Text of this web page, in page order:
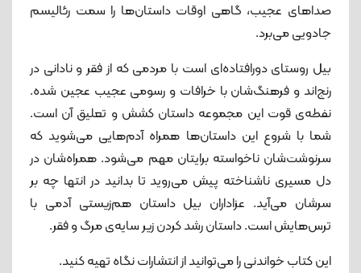
صداهای عجیب، گاهی اوقات داستان‌ها را سمت رئالیسم
جادویی می‌برد.
بیل روستای دورافتاده‌ای است با مردمی که از فقر و نادانی در
رنج‌اند و فرهنگ‌شان با خرافات و رسومی عجیب عجین شده‌.
نفطه‌ی قوت این مجموعه داستان کشش و تعلیق آن است.
شما با شروع این داستان‌ها همراه آدم‌هایی می‌شوید که
سرنوشت‌شان ناخواسته برایتان مهم می‌شود. همراه‌شان در
دل مسیری ناشناخته پیش می‌روید تا بدانید در انتها چه بر
سرشان می‌آید. عزاداران بیل داستان هم‌زیستی آدمی با
ترس‌هایش است. داستان رشد کردن زیر سایه‌ی مرگ و فقر.
این کتاب خواندنی را می‌توانید از انتشارات نگاه تهیه کنید.